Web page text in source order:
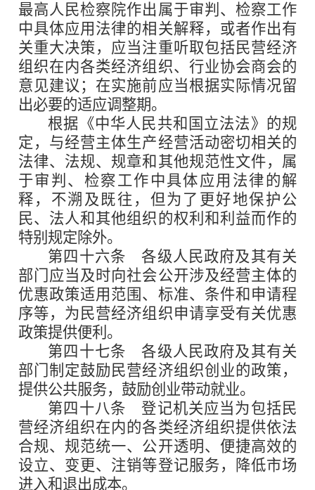
最高人民检察院作出属于审判、检察工作
中具体应用法律的相关解释，或者作出有
关重大决策，应当注重听取包括民营经济
组织在内各类经济组织、行业协会商会的
意见建议；在实施前应当根据实际情况留
出必要的适应调整期。
根据《中华人民共和国立法法》的规
定，与经营主体生产经营活动密切相关的
法律、法规、规章和其他规范性文件，属
于审判、检察工作中具体应用法律的解
释，不溯及既往，但为了更好地保护公
民、法人和其他组织的权利和利益而作的
特别规定除外。
第四十六条 各级人民政府及其有关
部门应当及时向社会公开涉及经营主体的
优惠政策适用范围、标准、条件和申请程
序等，为民营经济组织申请享受有关优惠
政策提供便利。
第四十七条 各级人民政府及其有关
部门制定鼓励民营经济组织创业的政策，
提供公共服务，鼓励创业带动就业。
第四十八条 登记机关应当为包括民
营经济组织在内的各类经济组织提供依法
合规、规范统一、公开透明、便捷高效的
设立、变更、注销等登记服务，降低市场
进入和退出成本。